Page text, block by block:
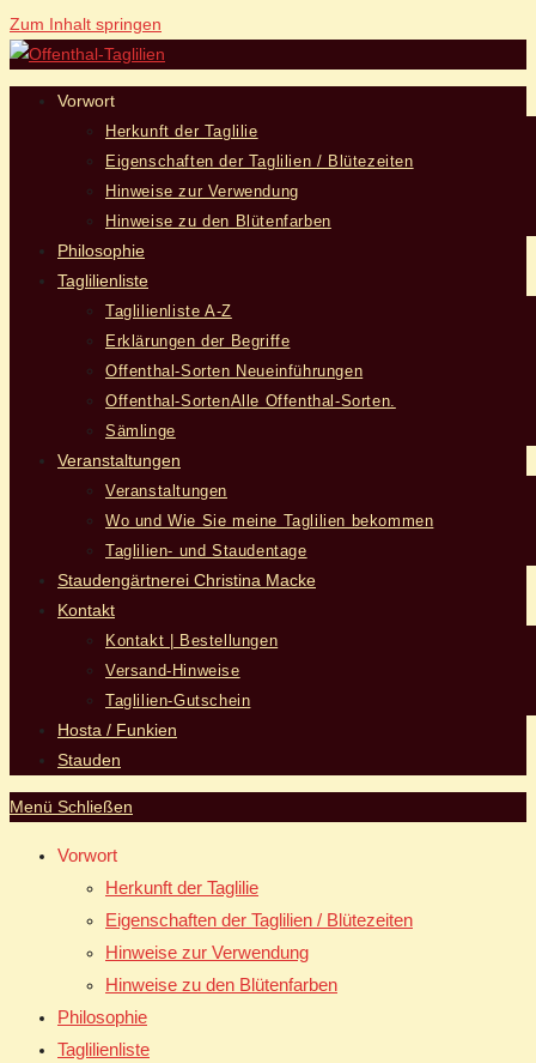
Zum Inhalt springen
Vorwort
Herkunft der Taglilie
Eigenschaften der Taglilien / Blütezeiten
Hinweise zur Verwendung
Hinweise zu den Blütenfarben
Philosophie
Taglilienliste
Taglilienliste A-Z
Erklärungen der Begriffe
Offenthal-Sorten Neueinführungen
Offenthal-SortenAlle Offenthal-Sorten.
Sämlinge
Veranstaltungen
Veranstaltungen
Wo und Wie Sie meine Taglilien bekommen
Taglilien- und Staudentage
Staudengärtnerei Christina Macke
Kontakt
Kontakt | Bestellungen
Versand-Hinweise
Taglilien-Gutschein
Hosta / Funkien
Stauden
Menü Schließen
Vorwort
Herkunft der Taglilie
Eigenschaften der Taglilien / Blütezeiten
Hinweise zur Verwendung
Hinweise zu den Blütenfarben
Philosophie
Taglilienliste